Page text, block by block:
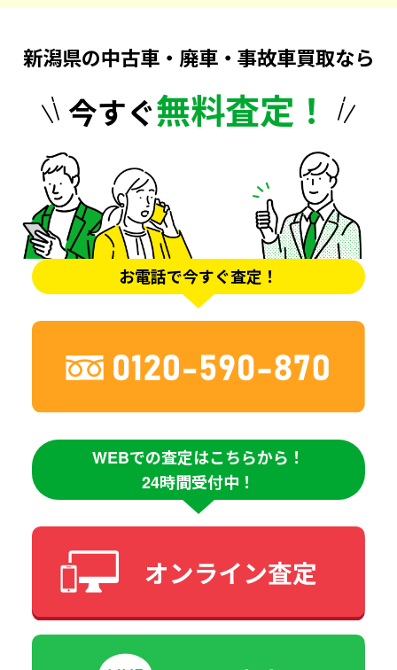
新潟県の中古車・廃車・事故車買取なら
今すぐ無料査定！
お電話で今すぐ査定！
WEBでの査定はこちらから！
24時間受付中！